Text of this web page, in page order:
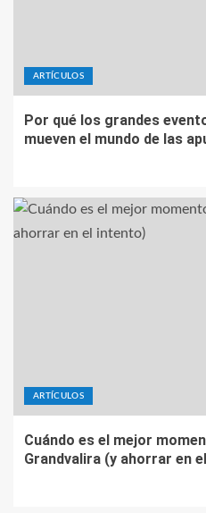
ARTÍCULOS
Por qué los grandes
mueven el mundo de las
ARTÍCULOS
Cuándo es el mejor
Grandvalira (y ahorrar en